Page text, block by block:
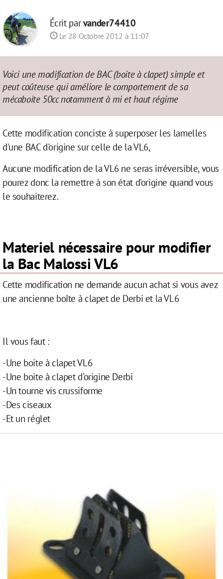
Écrit parvander74410
Le 28 Octobre 2012 à 11:07
Voici une modification de BAC (boite à clapet) simple et
peut coûteuse qui améliore le comportement de sa
mécaboite 50cc notamment à mi et haut régime
Cette modification conciste à superposer les lamelles
d'une BAC d'origine sur celle de la VL6,
Aucune modification de la VL6 ne seras irréversible, vous
pourez donc la remettre à son état d'origine quand vous
le souhaiterez.
Materiel nécessaire pour modifier
la Bac Malossi VL6
Cette modification ne demande aucun achat si vous avez
une ancienne boîte à clapet de Derbi et la VL6
Il vous faut :
-Une boite à clapet VL6
-Une boite à clapet d'origine Derbi
-Un tourne vis crussiforme
-Des ciseaux
-Et un réglet